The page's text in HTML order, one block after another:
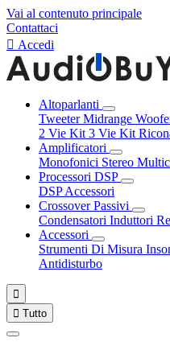
Vai al contenuto principale
Contattaci
 Accedi
Altoparlanti
TweeterMidrange
2 Vie Kit 3 Vie Kit
Amplificatori
Monofonici Stereo
Processori DSP
DSP Accessori
Crossover Passivi
Condensatori Induttori
Accessori
Strumenti Di Misura
Antidisturbo

 Tutto